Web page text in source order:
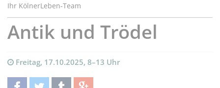
Ihr KölnerLeben-Team
Antik und Trödel
Freitag, 17.10.2025, 8–13 Uhr